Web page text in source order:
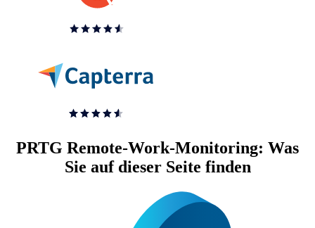
PRTG Remote-Work-Monitoring: Was
Sie auf dieser Seite finden